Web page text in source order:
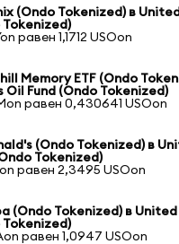
(Ondo Tokenized) в
Tokenized)
равен 1,1712 USOon
Memory ETF (Ondo
Oil Fund (Ondo Tokenized)
равен 0,430641 USOon
(Ondo Tokenized) в
Tokenized)
равен 2,3495 USOon
(Ondo Tokenized) в United
Tokenized)
равен 1,0947 USOon